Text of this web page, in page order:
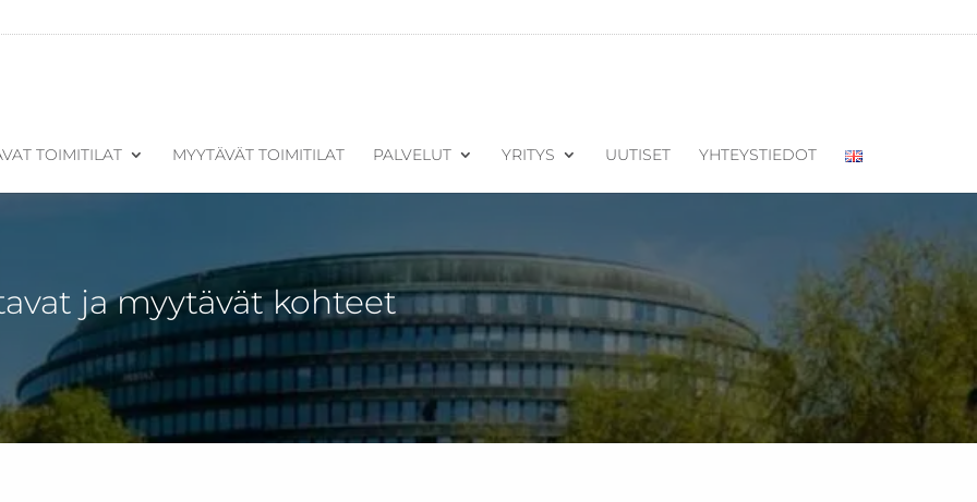
TOIMITILAT MYYTÄVÄT TOIMITILAT PALVELUT YRITYS UUTISET YHTEYSTIEDOT
ja myytävät kohteet